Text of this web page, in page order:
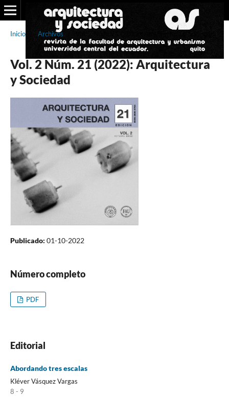
Inicio Archivos Vol. 2 Núm. 21 (2022): Arquitectura y Sociedad
Vol. 2 Núm. 21 (2022): Arquitectura
y Sociedad
Publicado: 01-10-2022
Número completo
PDF
Editorial
Abordando tres escalas
Kléver Vásquez Vargas
8 - 9